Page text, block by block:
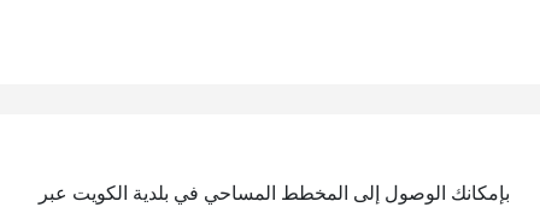
بإمكانك الوصول إلى المخطط المساحي في بلدية الكويت عبر